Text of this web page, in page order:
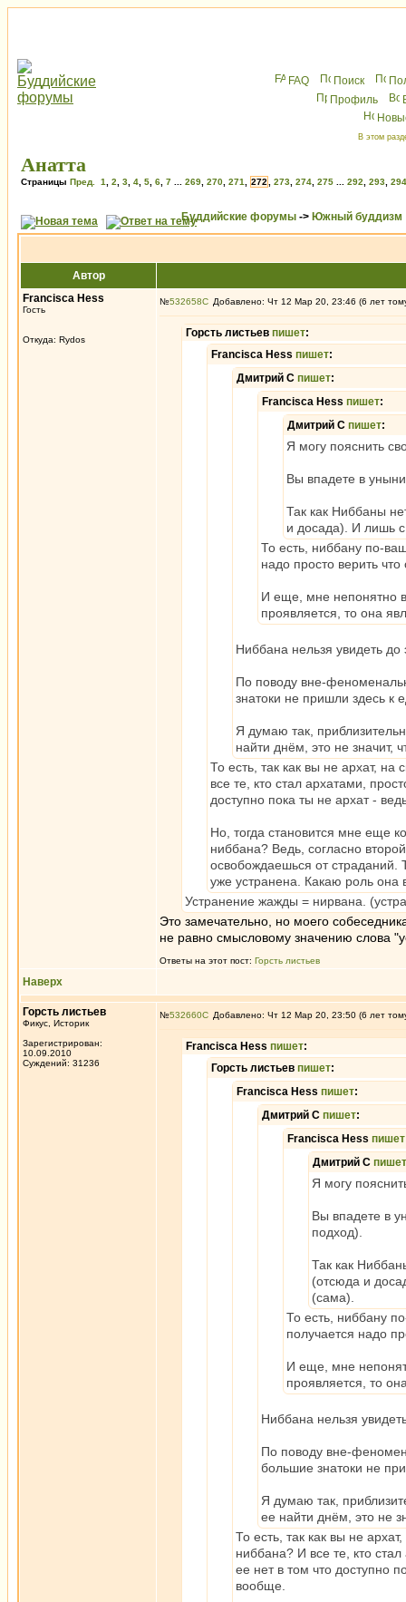
FAQ Поиск
Профиль
В этом
Анатта
Страницы Пред. 1 2 3 4 5 6 7 269 270 271 272 273 274 275 292 293 294
Буддийские форумы -> Южный буддизм
Автор
Francisca Hess
Гость
Откуда: Rуdos
№532658 Добавлено: Чт 12 Мар 20, 23:46 (6 лет
Горсть листьев пишет:
Francisca Hess пишет:
Дмитрий С пишет:
Francisca Hess пишет:
Дмитрий С пишет:
Я могу пояснить
Вы впадете в
Так как Ниббаны
и досада). И лишь
То есть, ниббану по-
надо просто верить что
И еще, мне непонятно
проявляется, то она
Ниббана нельзя увидеть до
По поводу вне-
знатоки не пришли здесь к
Я думаю так,
найти днём, это не значит,
То есть, так как вы не архат,
все те, кто стал архатами,
доступно пока ты не архат -
Но, тогда становится мне еще
ниббана? Ведь, согласно
освобождаешься от страданий.
уже устранена. Какаю роль она
Устранение жажды = нирвана.
Это замечательно, но моего
не равно смысловому значению слова
Ответы на этот пост: Горсть листьев
Наверх
Горсть листьев
Фикус, Историк
Зарегистрирован:
10.09.2010
Суждений: 31236
№532660 Добавлено: Чт 12 Мар 20, 23:50 (6 лет
Francisca Hess пишет:
Горсть листьев пишет:
Francisca Hess пишет:
Дмитрий С пишет:
Francisca Hess пишет
Дмитрий С пишет
Я могу
Вы впадете в
подход).
Так как
(отсюда и
(сама).
То есть, ниббану
получается надо
И еще, мне
проявляется, то
Ниббана нельзя
По поводу вне-
большие знатоки не
Я думаю так,
ее найти днём, это не
То есть, так как вы не
ниббана? И все те, кто
ее нет в том что доступно
вообще.